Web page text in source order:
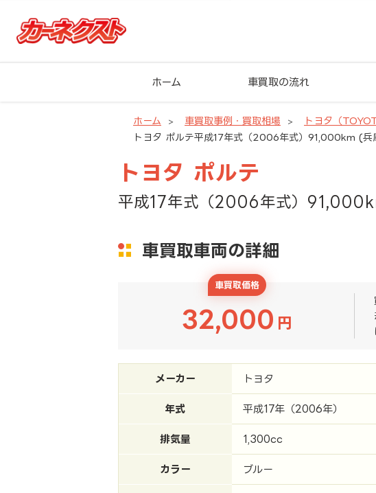
ホーム 車買取の流れ
ホーム 車買取事例・買取相場 トヨタ（
トヨタ ポルテ平成17年式（2006年式）91,000km (兵
トヨタ ポルテ
平成17年式（2006年式）
車買取車両の詳細
車買取価格
32,000 円
メーカー トヨタ
年式 平成17年（2006年）
排気量 1,300cc
カラー ブルー